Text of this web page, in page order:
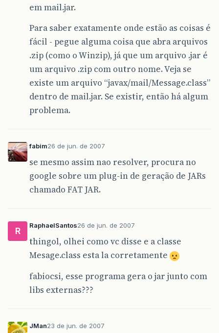
em mail.jar.
Para saber exatamente onde estão as coisas é
fácil - pegue alguma coisa que abra arquivos
.zip (como o Winzip), já que um arquivo .jar é
um arquivo .zip com outro nome. Veja se
existe um arquivo “javax/mail/Message.class”
dentro de mail.jar. Se existir, então há algum
problema.
fabim26 de jun. de 2007
se mesmo assim nao resolver, procura no
google sobre um plug-in de geração de JARs
chamado FAT JAR.
R
RaphaelSantos26 de jun. de 2007
thingol, olhei como vc disse e a classe
Mesage.class esta la corretamente
fabiocsi, esse programa gera o jar junto com
libs externas???
JMan23 de jun. de 2007